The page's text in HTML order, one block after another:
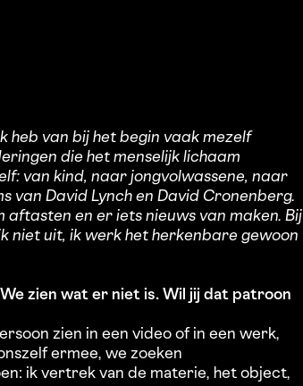
heb van bij het begin vaak mezelf
die het menselijk lichaam
van kind, naar jongvolwassene, naar
van David Lynch en David Cronenberg.
en er iets nieuws van maken. Bij
niet uit, ik werk het herkenbare gewoon
zien wat er niet is. Wil jij dat patroon
zien in een video of in een werk,
ermee, we zoeken
ik vertrek van de materie, het object,